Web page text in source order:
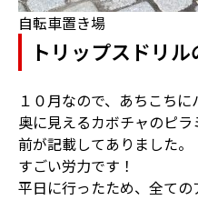
自転車置き場
トリップスドリ
１０月なので、あちこち
奥に見えるカボチャのピ
前が記載してありました。
すごい労力です！
平日に行ったため、全て